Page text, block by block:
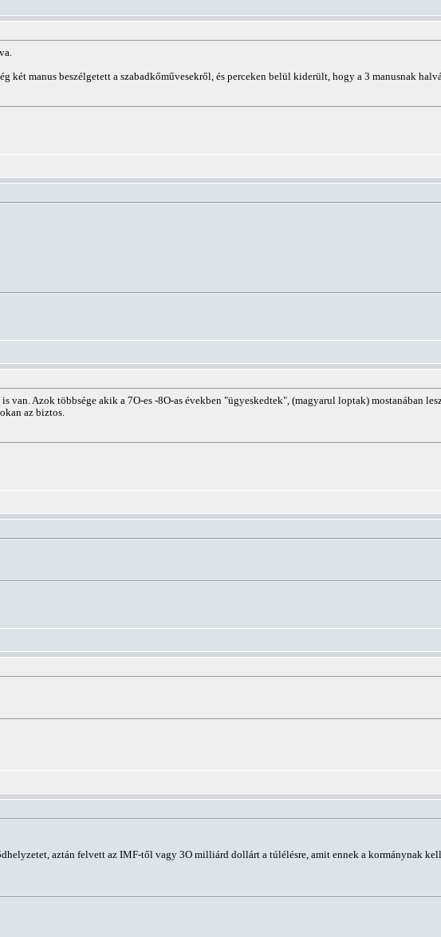
két manus beszélgetett a szabadkőművesekről, és perceken belül kiderült, hogy a 3 manusnak
van. Azok többsége akik a 7O-es -8O-as években "ügyeskedtek", (magyarul loptak) mostanában
az biztos.
aztán felvett az IMF-től vagy 3O milliárd dollárt a túlélésre, amit ennek a kormánynak